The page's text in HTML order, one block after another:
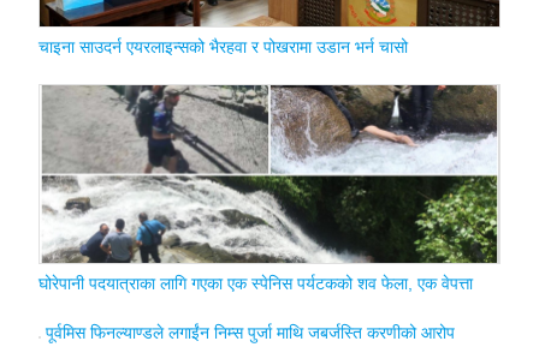
चाइना साउदर्न एयरलाइन्सको भैरहवा र पोखरामा उडान भर्न चासो
घोरेपानी पदयात्राका लागि गएका एक स्पेनिस पर्यटकको शव फेला, एक वेपत्ता
पूर्वमिस फिनल्याण्डले लगाईंन निम्स पुर्जा माथि जबर्जस्ति करणीको आरोप